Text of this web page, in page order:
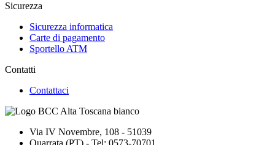
Sicurezza
Sicurezza informatica
Carte di pagamento
Sportello ATM
Contatti
Contattaci
Via IV Novembre, 108 - 51039